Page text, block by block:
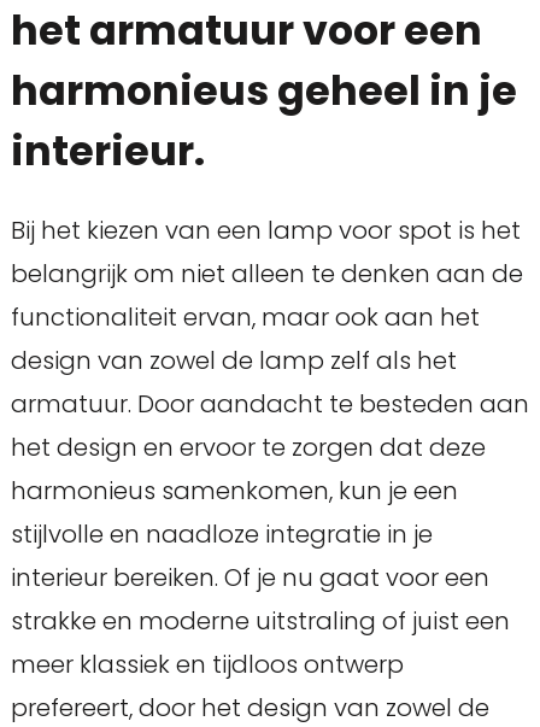
het armatuur voor een
harmonieus geheel in je
interieur.
Bij het kiezen van een lamp voor spot is het
belangrijk om niet alleen te denken aan de
functionaliteit ervan, maar ook aan het
design van zowel de lamp zelf als het
armatuur. Door aandacht te besteden aan
het design en ervoor te zorgen dat deze
harmonieus samenkomen, kun je een
stijlvolle en naadloze integratie in je
interieur bereiken. Of je nu gaat voor een
strakke en moderne uitstraling of juist een
meer klassiek en tijdloos ontwerp
prefereert, door het design van zowel de